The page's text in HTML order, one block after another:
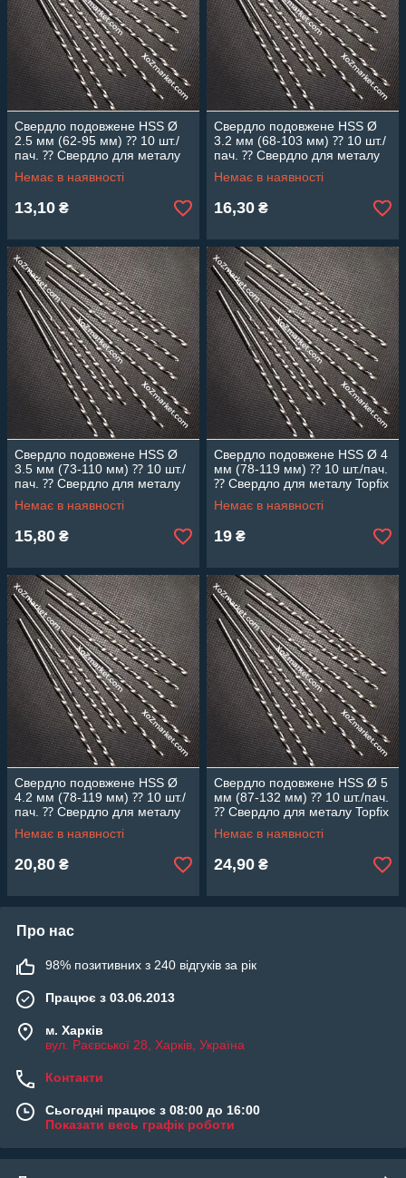
Свердло подовжене HSS Ø
2.5 мм (62-95 мм) ⁇ 10 шт./
пач. ⁇ Свердло для металу
Topfix
Немає в наявності
13,10 ₴
Свердло подовжене HSS Ø
3.2 мм (68-103 мм) ⁇ 10 шт./
пач. ⁇ Свердло для металу
Topfix
Немає в наявності
16,30 ₴
Свердло подовжене HSS Ø
3.5 мм (73-110 мм) ⁇ 10 шт./
пач. ⁇ Свердло для металу
Topfix
Немає в наявності
15,80 ₴
Свердло подовжене HSS Ø 4
мм (78-119 мм) ⁇ 10 шт./пач.
⁇ Свердло для металу Topfix
Немає в наявності
19 ₴
Свердло подовжене HSS Ø
4.2 мм (78-119 мм) ⁇ 10 шт./
пач. ⁇ Свердло для металу
Topfix ⁇
Немає в наявності
20,80 ₴
Свердло подовжене HSS Ø 5
мм (87-132 мм) ⁇ 10 шт./пач.
⁇ Свердло для металу Topfix
Немає в наявності
24,90 ₴
Про нас
98% позитивних з 240 відгуків за рік
Працює з 03.06.2013
м. Харків
вул. Раєвської 28, Харків, Україна
Контакти
Сьогодні працює з 08:00 до 16:00
Показати весь графік роботи